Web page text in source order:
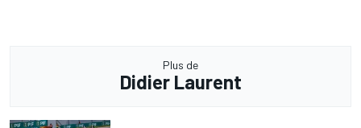
Plus de
Didier Laurent